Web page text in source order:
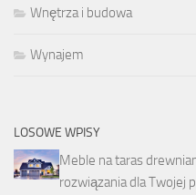
Wnętrza i budowa
Wynajem
LOSOWE WPISY
Meble na taras
rozwiązania dla Twojej